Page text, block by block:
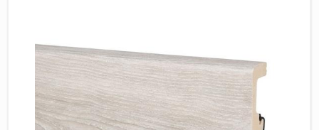
33 класс
Палитра
Серый
Плинтус
Кварцевый ламинат SPC
Подложка под паркет и ламинат